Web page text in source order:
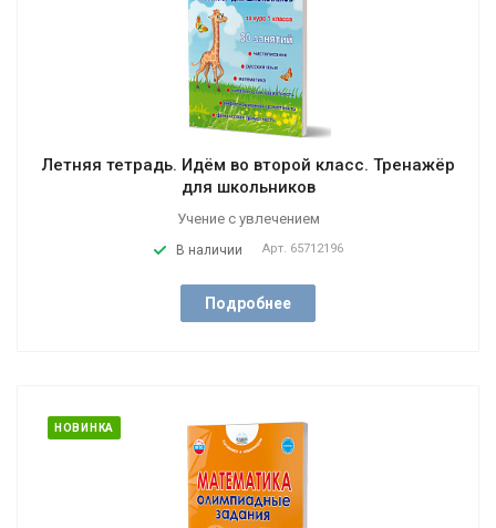
Летняя тетрадь. Идём во второй класс. Тренажёр
для школьников
Учение с увлечением
В наличии Арт. 65712196
Подробнее
НОВИНКА